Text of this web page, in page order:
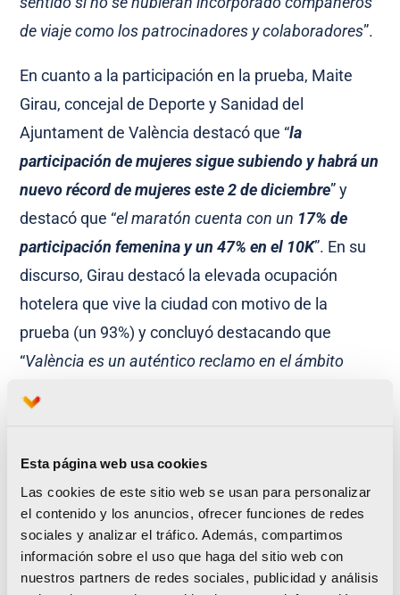
Esta página web usa cookies
Las cookies de este sitio web se usan para personalizar
el contenido y los anuncios, ofrecer funciones de redes
sociales y analizar el tráfico. Además, compartimos
información sobre el uso que haga del sitio web con
nuestros partners de redes sociales, publicidad y análisis
de viaje como los patrocinadores y colaboradores”.
En cuanto a la participación en la prueba, Maite
Girau, concejal de Deporte y Sanidad del
Ajuntament de València destacó que “la
participación de mujeres sigue subiendo y habrá un
nuevo récord de mujeres este 2 de diciembre” y
destacó que “el maratón cuenta con un 17% de
participación femenina y un 47% en el 10K”. En su
discurso, Girau destacó la elevada ocupación
hotelera que vive la ciudad con motivo de la
prueba (un 93%) y concluyó destacando que
“València es un auténtico reclamo en el ámbito